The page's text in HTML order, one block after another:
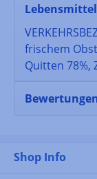
frischem
Quitten 78%,
Shop Info